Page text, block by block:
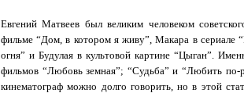
Евгений Матвеев был великим человеком
фильме“Дом, в котором я живу”, Макара в сериале
огня” и Будулая в культовой картине “Цыган”.
фильмов “Любовь земная”; “Судьба” и “Любить по-
кинематограф можно долго говорить, но в этой